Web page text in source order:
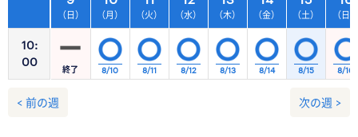
10:
00
（日） （月） （火） （水） （木） （金） （土）
終了 8/10 8/11 8/12 8/13 8/14 8/15
（日）
8/16
< 前の週 次の週 >